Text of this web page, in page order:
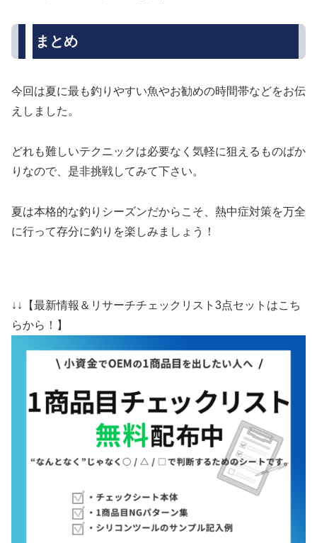
まとめ
今回は夏に最も釣りやすい魚やお勧めの時間帯などをお伝
えしました。
どれも難しいテクニックは必要なく気軽に狙えるものばか
りなので、是非挑戦してみて下さい。
夏は本格的な釣りシーズンだからこそ、熱中症対策を万全
に行って存分に釣りを楽しみましょう！
↓↓【最新情報＆リサーチチェックリスト3点セットはこち
らから！】